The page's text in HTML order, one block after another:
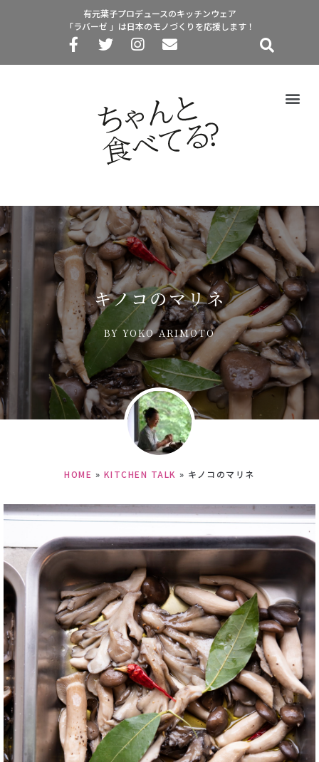
有元葉子プロデュースのキッチンウェア
「ラバーゼ 」は日本のモノづくりを応援します！
キノコのマリネ
BY YOKO ARIMOTO
HOME » KITCHEN TALK » キノコのマリネ